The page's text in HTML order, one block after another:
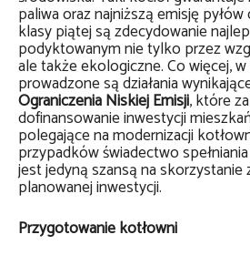
paliwa oraz najniższą emisję
klasy piątej są zdecydowanie
podyktowanym nie tylko przez
ale także ekologiczne. Co więcej,
prowadzone są działania
Ograniczenia Niskiej Emisji, które
dofinansowanie inwestycji
polegające na modernizacji
przypadków świadectwo
jest jedyną szansą na skorzystanie
planowanej inwestycji.
Przygotowanie kotłowni